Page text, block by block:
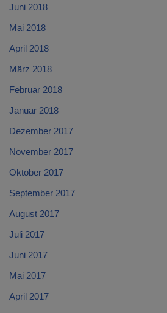
Juni 2018
Mai 2018
April 2018
März 2018
Februar 2018
Januar 2018
Dezember 2017
November 2017
Oktober 2017
September 2017
August 2017
Juli 2017
Juni 2017
Mai 2017
April 2017